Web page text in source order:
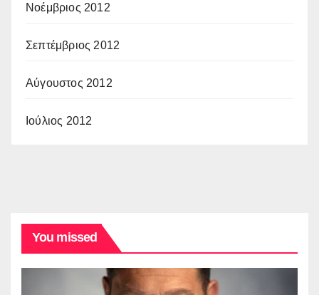
Νοέμβριος 2012
Σεπτέμβριος 2012
Αύγουστος 2012
Ιούλιος 2012
You missed